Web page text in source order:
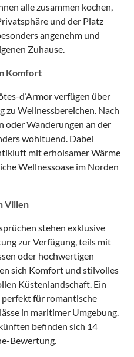
alle zusammen kochen,
und der Platz
angenehm und
Zuhause.
Komfort
d’Armor verfügen über
zu Wellnessbereichen. Nach
oder Wanderungen an der
wohltuend. Dabei
mit erholsamer Wärme
Wellnessoase im Norden
Villen
stehen exklusive
zur Verfügung, teils mit
oder hochwertigen
sich Komfort und stilvolles
Küstenlandschaft. Ein
für romantische
in maritimer Umgebung.
befinden sich 14
Bewertung.